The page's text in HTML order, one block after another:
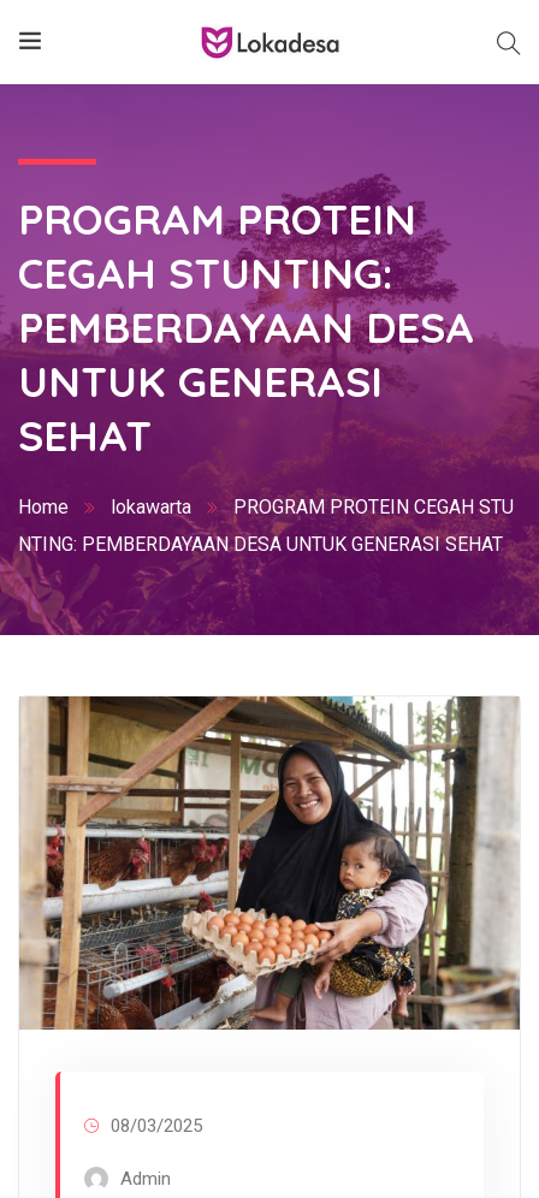
PROGRAM PROTEIN
CEGAH STUNTING:
PEMBERDAYAAN DESA
UNTUK GENERASI
SEHAT
Home lokawarta
PROGRAM PROTEIN CEGAH STU
NTING: PEMBERDAYAAN DESA UNTUK GENERASI SEHAT
08/03/2025
Admin